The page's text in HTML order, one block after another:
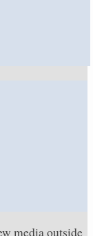
media outside